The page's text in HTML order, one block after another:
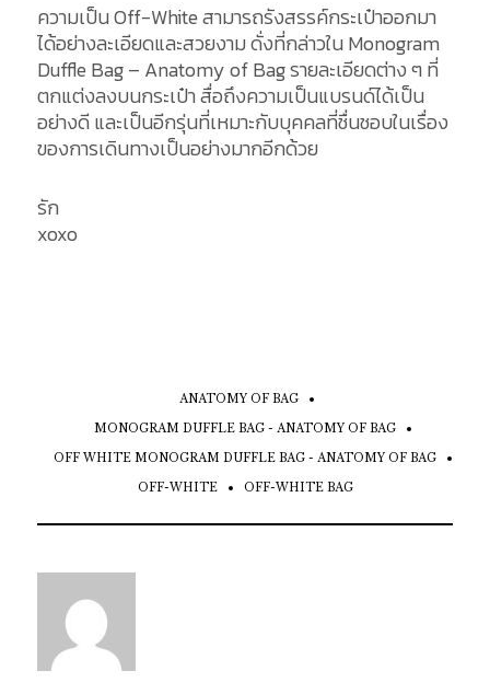
ความเป็น Off-White สามารถรังสรรค์กระเป๋าออกมา
ได้อย่างละเอียดและสวยงาม ดั่งที่กล่าวใน Monogram
Duffle Bag – Anatomy of Bag รายละเอียดต่าง ๆ ที่
ตกแต่งลงบนกระเป๋า สื่อถึงความเป็นแบรนด์ได้เป็น
อย่างดี และเป็นอีกรุ่นที่เหมาะกับบุคคลที่ชื่นชอบในเรื่อง
ของการเดินทางเป็นอย่างมากอีกด้วย
รัก
xoxo
ANATOMY OF BAG
MONOGRAM DUFFLE BAG - ANATOMY OF BAG
OFF WHITE MONOGRAM DUFFLE BAG - ANATOMY OF BAG
OFF-WHITE OFF-WHITE BAG